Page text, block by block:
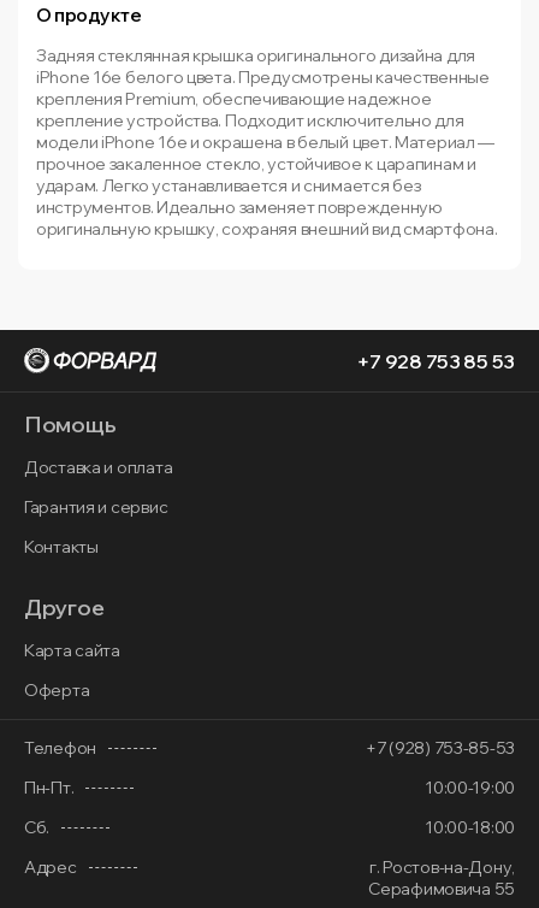
О продукте
Задняя стеклянная крышка оригинального дизайна для
iPhone 16e белого цвета. Предусмотрены качественные
крепления Premium, обеспечивающие надежное
крепление устройства. Подходит исключительно для
модели iPhone 16e и окрашена в белый цвет. Материал —
прочное закаленное стекло, устойчивое к царапинам и
ударам. Легко устанавливается и снимается без
инструментов. Идеально заменяет поврежденную
оригинальную крышку, сохраняя внешний вид смартфона.
+7 928 753 85 53
Помощь
Доставка и оплата
Гарантия и сервис
Контакты
Другое
Карта сайта
Оферта
Телефон
+7 (928) 753-85-53
Пн-Пт.
10:00-19:00
Сб.
10:00-18:00
Адрес
г. Ростов-на-Дону,
Серафимовича 55